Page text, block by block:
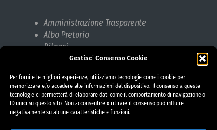
Gestisci Consenso Cookie
Per fornire le migliori esperienze, utilizziamo tecnologie come i cookie per
memorizzare e/o accedere alle informazioni del dispositivo. Il consenso a queste
tecnologie ci permetterà di elaborare dati come il comportamento di navigazione o
ID unici su questo sito. Non acconsentire o ritirare il consenso può influire
negativamente su alcune caratteristiche e funzioni.
Amministrazione Trasparente
Albo Pretorio
Bilanci
Bandi di gara
Responsabile protezione dati (RPD)